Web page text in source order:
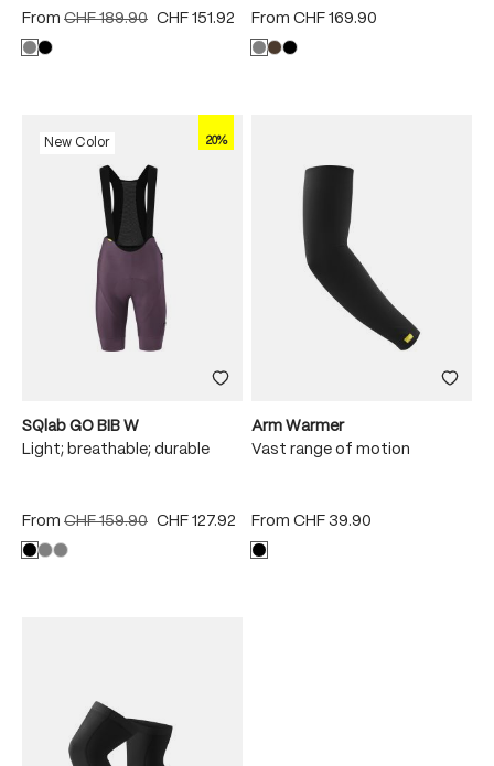
From CHF 189.90 CHF 151.92 From CHF 169.90
20%
New Color
SQlab GO BIB W
Light; breathable; durable
From CHF 159.90 CHF 127.92
Arm Warmer
Vast range of motion
From CHF 39.90